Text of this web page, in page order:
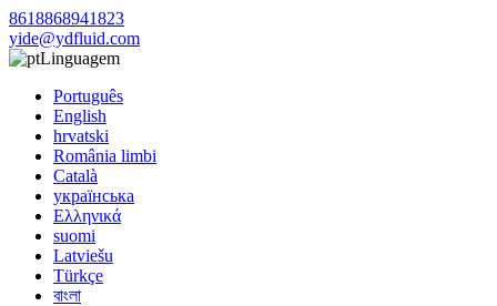
8618868941823
yide@ydfluid.com
Linguagem
Português
English
hrvatski
România limbi
Català
українська
Ελληνικά
suomi
Latviešu
Türkçe
বাংলা